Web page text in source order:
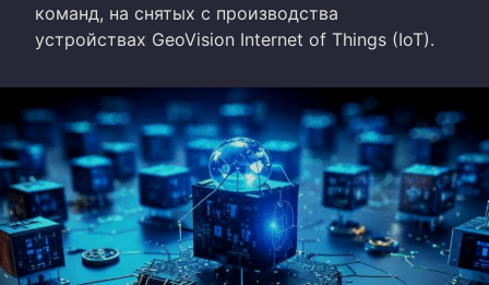
команд, на снятых с производства
устройствах GeoVision Internet of Things (IoT).